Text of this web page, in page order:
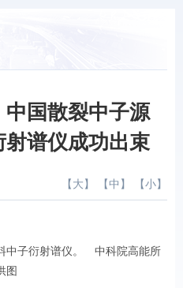
中国散裂中子源
谱仪成功出束
【 大 】 【 中 】 【 小 】
子衍射谱仪。 中科院高能所
图